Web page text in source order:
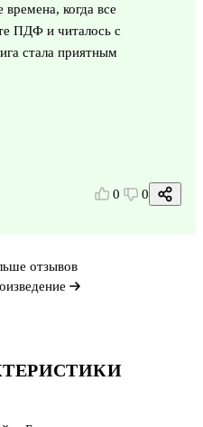
когда все
ПДФ и читалось с
стала приятным
0 0
отзывов